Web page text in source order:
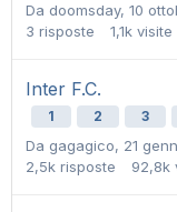
Da doomsday, 10
3 risposte 1,1k visite
Inter F.C.
1 2 3
Da gagagico, 21
2,5k risposte 92,8k